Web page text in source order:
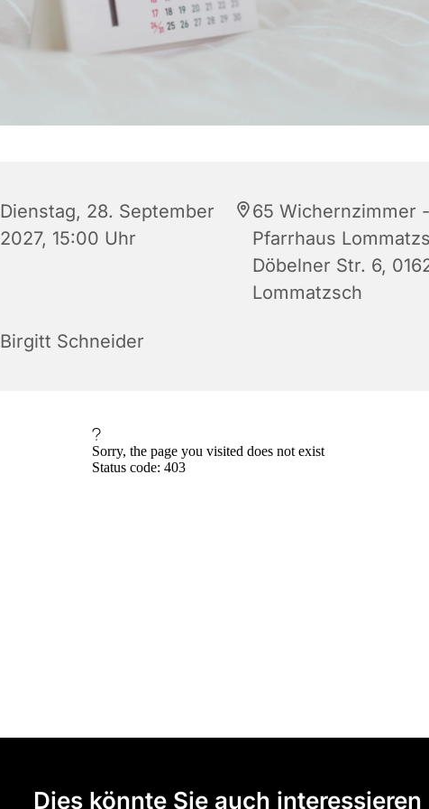
Dienstag, 28. September
2027, 15:00 Uhr
65 Wichernzimmer -
Pfarrhaus
Döbelner Str. 6,
Lommatzsch
Birgitt Schneider
Dies könnte Sie auch interessieren